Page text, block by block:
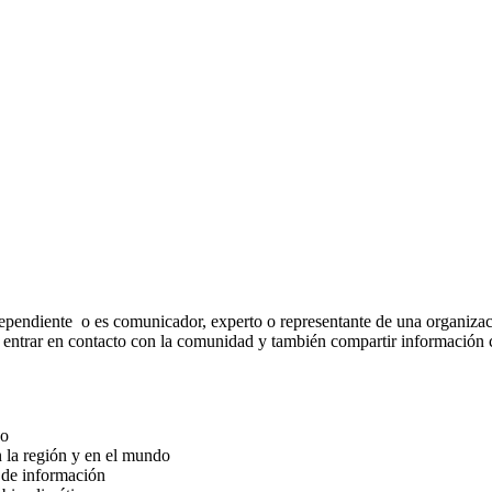
o es comunicador, experto o representante de una
en contacto con la comunidad y también compartir
la región y en el mundo
información